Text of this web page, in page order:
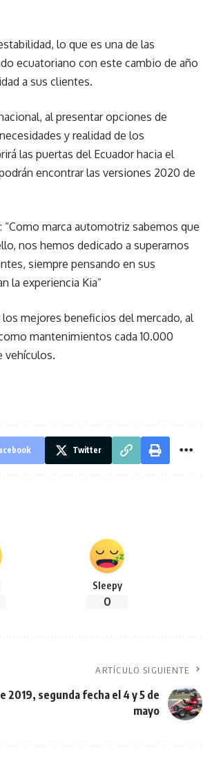
lo que es una de las
ecuatoriano con este cambio de año
a sus clientes.
al presentar opciones de
y realidad de los
las puertas del Ecuador hacia el
encontrar las versiones 2020 de
marca automotriz sabemos que
nos hemos dedicado a superarnos
siempre pensando en sus
la experiencia Kia”
mejores beneficios del mercado, al
mantenimientos cada 10.000
vehículos.
Twitter
Sleepy
0
ARTÍCULO SIGUIENTE
2019, segunda fecha el 4 y 5 de
mayo